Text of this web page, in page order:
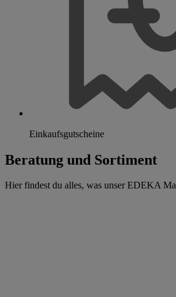
Einkaufsgutscheine
Beratung und Sortiment
Hier findest du alles, was unser EDEKA